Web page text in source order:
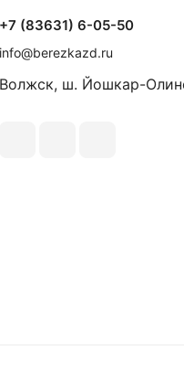
+7 (83631) 6-05-50
info@berezkazd.ru
Волжск, ш. Йошкар-